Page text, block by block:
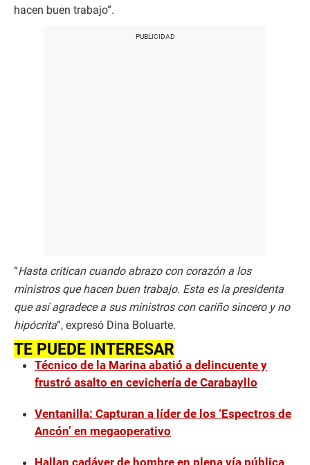
hacen buen trabajo”.
“Hasta critican cuando abrazo con corazón a los
ministros que hacen buen trabajo. Esta es la presidenta
que así agradece a sus ministros con cariño sincero y no
hipócrita”, expresó Dina Boluarte.
TE PUEDE INTERESAR
Técnico de la Marina abatió a delincuente y
frustró asalto en cevichería de Carabayllo
Ventanilla: Capturan a líder de los ‘Espectros de
Ancón’ en megaoperativo